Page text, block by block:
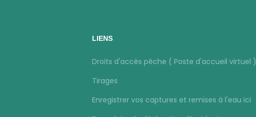
LIENS
Droits d'accès pêche ( Poste d'accueil virtuel )
Tirages
Enregistrer vos captures et remises à l'eau ici